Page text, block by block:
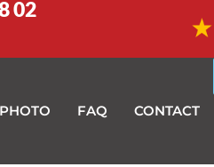
02
FAQ CONTACT